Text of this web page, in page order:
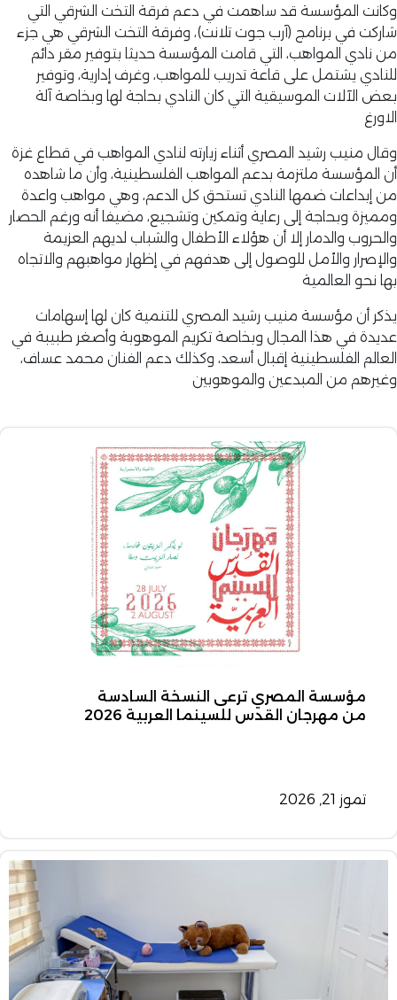
وكانت المؤسسة قد ساهمت في دعم فرقة التخت الشرقي التي
شاركت في برنامج (آرب جوت تلانت)، وفرقة التخت الشرقي هي جزء
من نادي المواهب، التي قامت المؤسسة حديثا بتوفير مقر دائم
للنادي يشتمل على قاعة تدريب للمواهب، وغرف إدارية، وتوفير
بعض الآلات الموسيقية التي كان النادي بحاجة لها وبخاصة آلة
الاورغ
وقال منيب رشيد المصري أثناء زيارته لنادي المواهب في قطاع غزة
أن المؤسسة ملتزمة بدعم المواهب الفلسطينية، وأن ما شاهده
من إبداعات ضمها النادي تستحق كل الدعم، وهي مواهب واعدة
ومميزة وبحاجة إلى رعاية وتمكين وتشجيع، مضيفا أنه ورغم الحصار
والحروب والدمار إلا أن هؤلاء الأطفال والشباب لديهم العزيمة
والإصرار والأمل للوصول إلى هدفهم في إظهار مواهبهم والاتجاه
بها نحو العالمية
يذكر أن مؤسسة منيب رشيد المصري للتنمية كان لها إسهامات
عديدة في هذا المجال وبخاصة تكريم الموهوبة وأصغر طبيبة في
العالم الفلسطينية إقبال أسعد، وكذلك دعم الفنان محمد عساف،
وغيرهم من المبدعين والموهوبين
مؤسسة المصري ترعى النسخة السادسة
من مهرجان القدس للسينما العربية 2026
تموز 21, 2026